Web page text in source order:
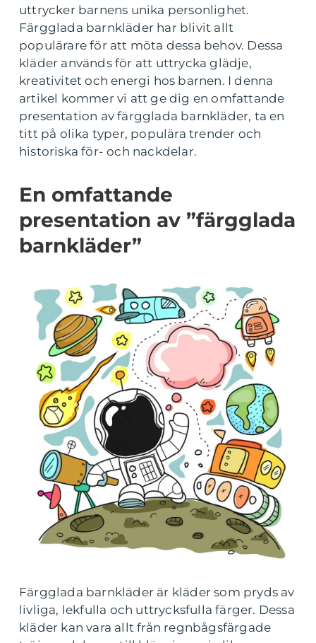
uttrycker barnens unika personlighet.
Färgglada barnkläder har blivit allt
populärare för att möta dessa behov. Dessa
kläder används för att uttrycka glädje,
kreativitet och energi hos barnen. I denna
artikel kommer vi att ge dig en omfattande
presentation av färgglada barnkläder, ta en
titt på olika typer, populära trender och
historiska för- och nackdelar.
En omfattande
presentation av ”färgglada
barnkläder”
Färgglada barnkläder är kläder som pryds av
livliga, lekfulla och uttrycksfulla färger. Dessa
kläder kan vara allt från regnbågsfärgade